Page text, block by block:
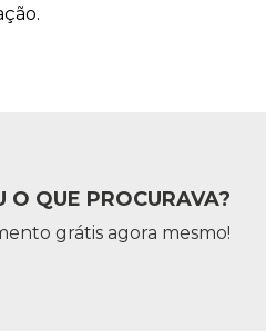
O QUE PROCURAVA?
grátis agora mesmo!